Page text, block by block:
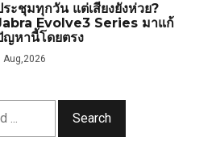
ระชุมทุกวัน แต่เสียงยังห่วย?
Evolve3 Series มาแก้
ญหานี้โดยตรง
Aug,2026
Search